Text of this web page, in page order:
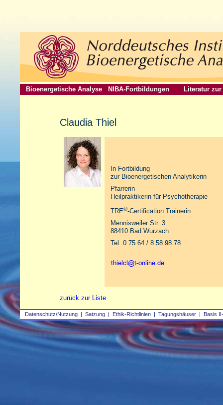
Datenschutz/Nutzung | Satzung | Ethik-Richtlinien | Tagungshäuser | Basis
Bioenergetische Analyse NIBA-Fortbildungen Literatur zur
Claudia Thiel
zurück zur Liste
In Fortbildung
zur Bioenergetischen Analytikerin
Pfarrerin
Heilpraktikerin für Psychotherapie
TRE®‑Certification Trainerin
Mennisweiler Str. 3
88410 Bad Wurzach
Tel. 0 75 64 / 8 58 98 78